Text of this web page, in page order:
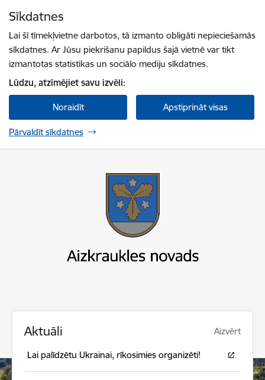
Sīkdatnes
Lai šī tīmekļvietne darbotos, tā izmanto obligāti nepieciešamās
sīkdatnes. Ar Jūsu piekrišanu papildus šajā vietnē var tikt
izmantotas statistikas un sociālo mediju sīkdatnes.
Lūdzu, atzīmējiet savu izvēli:
Noraidīt Apstiprināt visas
Pārvaldīt sīkdatnes
Aktuāli Aizvērt
Lai palīdzētu Ukrainai, rīkosimies organizēti!